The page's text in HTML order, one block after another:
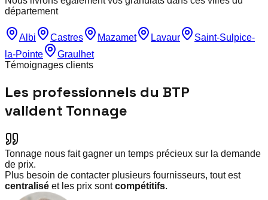
département
Albi Castres Mazamet Lavaur
Saint-Sulpice-
la-Pointe
Graulhet
Témoignages clients
Les professionnels du BTP
valident Tonnage
Tonnage nous fait gagner un temps précieux sur la demande
de prix.
Plus besoin de contacter plusieurs fournisseurs, tout est
centralisé et les prix sontcompétitifs.